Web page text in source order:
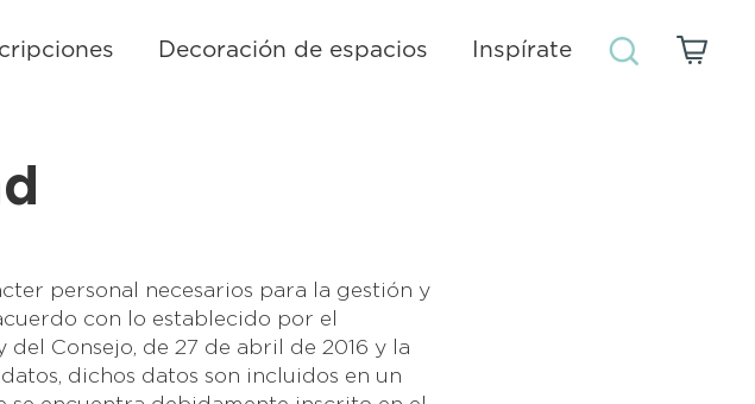
Decoración de espacios Inspírate
personal necesarios para la gestión y
con lo establecido por el
Consejo, de 27 de abril de 2016 y la
dichos datos son incluidos en un